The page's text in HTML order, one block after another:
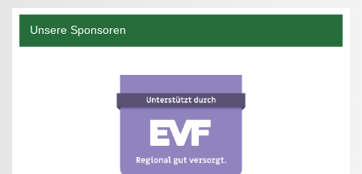
Unsere Sponsoren